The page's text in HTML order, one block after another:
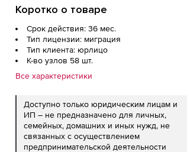
Коротко о товаре
Срок действия: 36 мес.
Тип лицензии: миграция
Тип клиента: юрлицо
К-во узлов 58 шт.
Все характеристики
Доступно только юридическим лицам и
ИП – не предназначено для личных,
семейных, домашних и иных нужд, не
связанных с осуществлением
предпринимательской деятельности